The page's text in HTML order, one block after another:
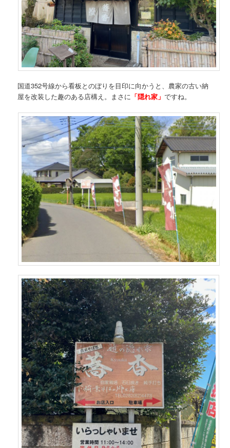
国道352号線から看板とのぼりを目印に向かうと、農家の古い納
屋を改装した趣のある店構え。まさに 「隠れ家」ですね。